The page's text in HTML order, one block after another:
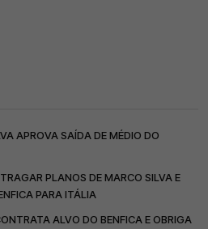
APROVA SAÍDA DE MÉDIO DO
PLANOS DE MARCO SILVA E
PARA ITÁLIA
ALVO DO BENFICA E OBRIGA